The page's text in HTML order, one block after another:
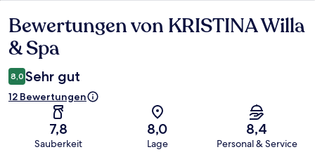
Bewertungen
Bewertungen von KRISTINA Willa
& Spa
8,0 Sehr gut
12 Bewertungen
7,8
Sauberkeit
8,0
Lage
8,4
Personal & Service